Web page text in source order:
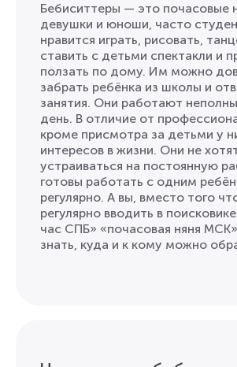
Бебиситтеры — это почасовые
девушки и юноши, чаcто
нравится играть, рисовать,
ставить с детьми спектакли и
ползать по дому. Им можно
забрать ребёнка из школы и
занятия. Они работают
день. В отличие от
кроме присмотра за детьми у
интересов в жизни. Они не
устраиваться на постоянную
готовы работать с одним
регулярно. А вы, вместо того
регулярно вводить в
час СПБ» «почасовая няня
знать, куда и к кому можно